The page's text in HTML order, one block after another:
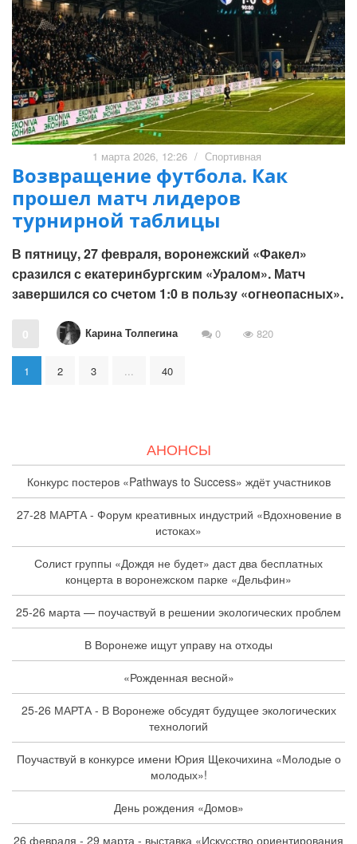
АНОНСЫ
Конкурс постеров «Pathways to Success» ждёт участников
27-28 МАРТА - Форум креативных индустрий «Вдохновение в
истоках»
Солист группы «Дождя не будет» даст два бесплатных
концерта в воронежском парке «Дельфин»
25-26 марта — поучаствуй в решении экологических проблем
В Воронеже ищут управу на отходы
«Рожденная весной»
25-26 МАРТА - В Воронеже обсудят будущее экологических
технологий
Поучаствуй в конкурсе имени Юрия Щекочихина «Молодые о
молодых»!
День рождения «Домов»
26 февраля - 29 марта - выставка «Искусство ориентирования
1 марта 2026, 12:26 / Спортивная
Возвращение футбола. Как
прошел матч лидеров
турнирной таблицы
В пятницу, 27 февраля, воронежский «Факел»
сразился с екатеринбургским «Уралом». Матч
завершился со счетом 1:0 в пользу «огнеопасных».
0 Карина Толпегина 0 820
1 2 3 ... 40